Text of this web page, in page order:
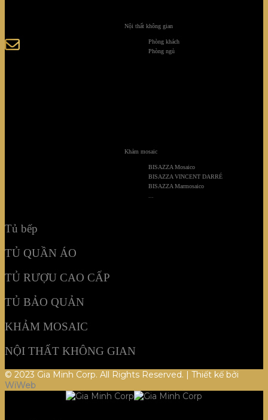
Nội thất không gian
Phòng khách
Phòng ngủ
Khảm mosaic
BISAZZA Mosaico
BISAZZA VINCENT DARRÉ
BISAZZA Marmosaico
Tủ bếp
TỦ QUẦN ÁO
TỦ RƯỢU CAO CẤP
TỦ BẢO QUẢN
KHẢM MOSAIC
NỘI THẤT KHÔNG GIAN
© 2023 Gia Minh Corp. All Rights Reserved. | Thiết kế bởi
WiWeb